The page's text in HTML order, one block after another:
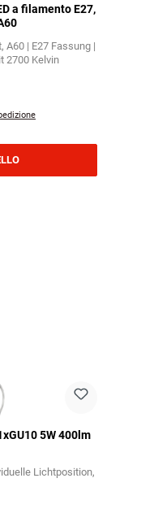
a filamento E27,
A60 | E27 Fassung |
2700 Kelvin
5W 400lm
Lichtposition